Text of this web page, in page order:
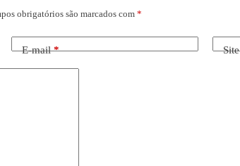
obrigatórios são marcados com *
E-mail* Site